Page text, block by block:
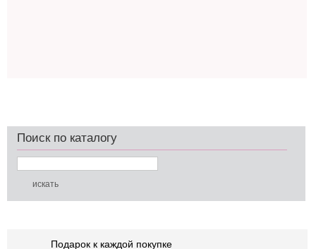
Поиск по каталогу
Подарок к каждой покупке